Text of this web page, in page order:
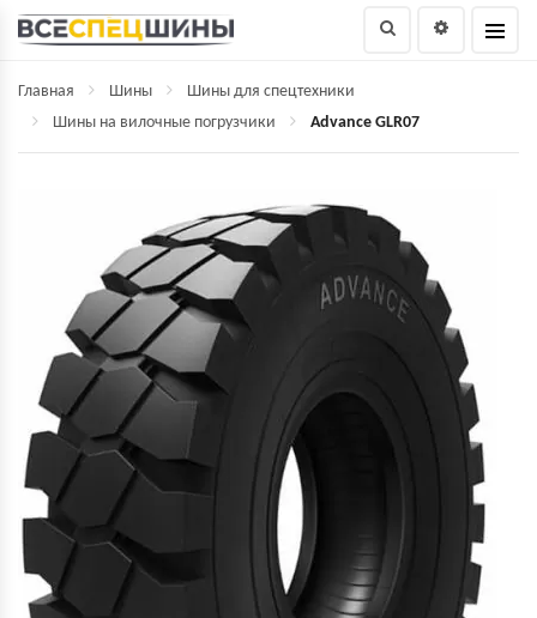
Главная Шины
Шины для спецтехники
Шины на вилочные погрузчики
Advance GLR07